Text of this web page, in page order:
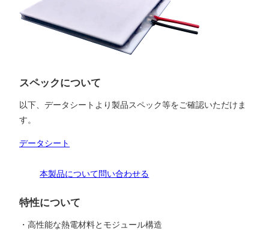
スペックについて
以下、データシートより製品スペック等をご確認いただけま
す。
データシート
本製品について問い合わせる
特性について
・高性能な熱電材料とモジュール構造